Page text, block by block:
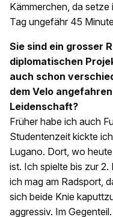
Kämmerchen, da
Tag ungefähr 45
Sie sind ein grosser
diplomatischen
auch schon
dem Velo
Leidenschaft?
Früher habe ich auch
Studentenzeit kickte
Lugano. Dort, wo
ist. Ich spielte bis zur
ich mag am Radsport,
sich beide Knie
aggressiv. Im